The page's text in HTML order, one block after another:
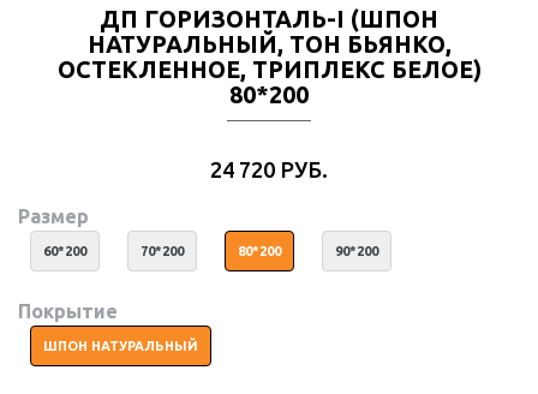
ДП ГОРИЗОНТАЛЬ-I (ШПОН
НАТУРАЛЬНЫЙ, ТОН БЬЯНКО,
ОСТЕКЛЕННОЕ, ТРИПЛЕКС БЕЛОЕ)
80*200
24 720 РУБ.
Размер
60*200 70*200 80*200 90*200
Покрытие
ШПОН НАТУРАЛЬНЫЙ